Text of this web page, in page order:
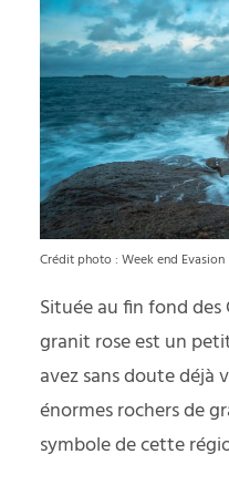
Crédit photo : Week end Evasion
Située au fin fond des
granit rose est un
avez sans doute déjà
énormes rochers de
symbole de cette